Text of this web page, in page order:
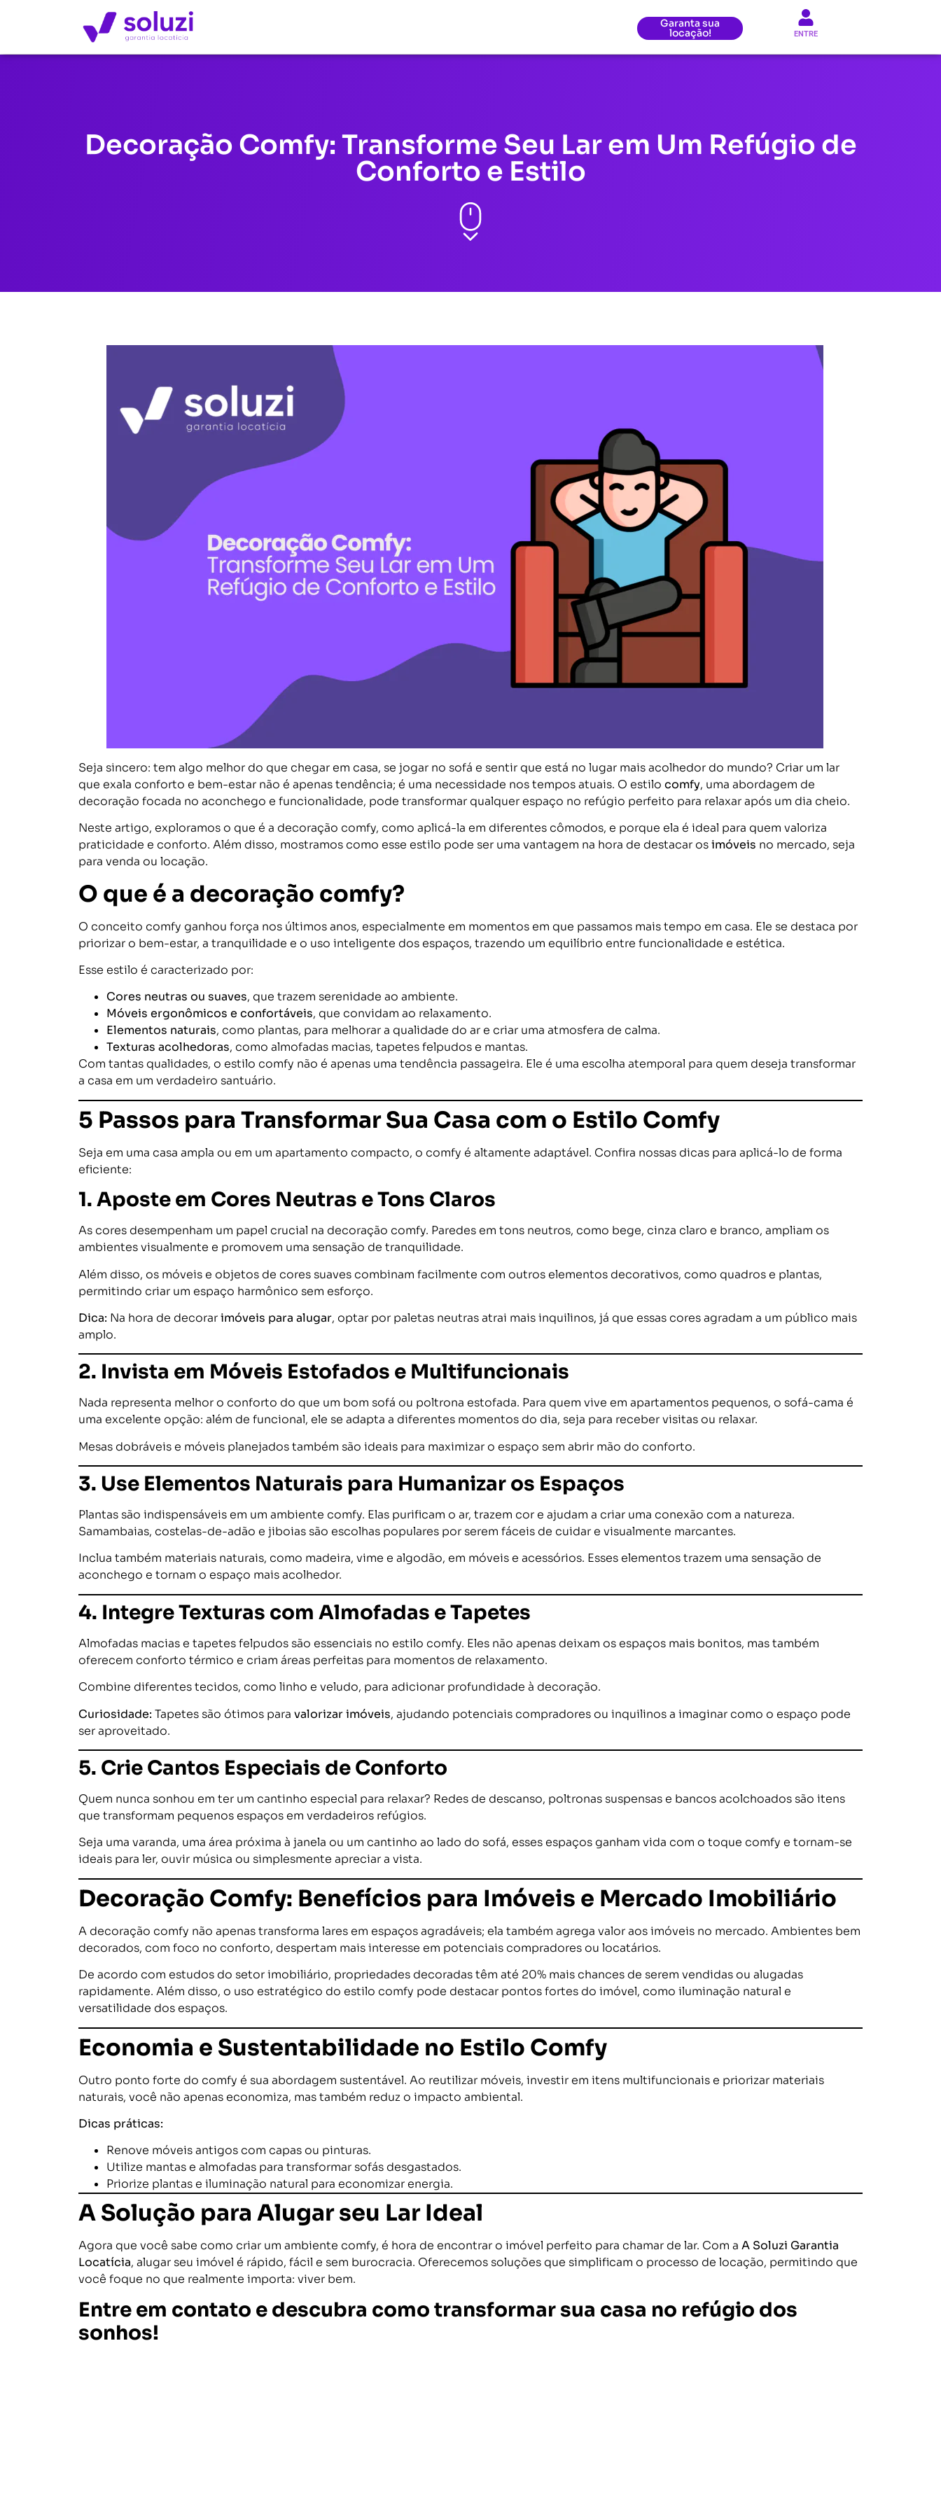
Garanta sua
locação! ENTRE
Decoração Comfy: Transforme Seu Lar em Um Refúgio de
Conforto e Estilo
Seja sincero: tem algo melhor do que chegar em casa, se jogar no sofá e sentir que está no lugar mais acolhedor do mundo? Criar um lar
que exala conforto e bem-estar não é apenas tendência; é uma necessidade nos tempos atuais. O estilo comfy, uma abordagem de
decoração focada no aconchego e funcionalidade, pode transformar qualquer espaço no refúgio perfeito para relaxar após um dia cheio.
Neste artigo, exploramos o que é a decoração comfy, como aplicá-la em diferentes cômodos, e porque ela é ideal para quem valoriza
praticidade e conforto. Além disso, mostramos como esse estilo pode ser uma vantagem na hora de destacar osimóveis no mercado, seja
para venda ou locação.
O que é a decoração comfy?
O conceito comfy ganhou força nos últimos anos, especialmente em momentos em que passamos mais tempo em casa. Ele se destaca por
priorizar o bem-estar, a tranquilidade e o uso inteligente dos espaços, trazendo um equilíbrio entre funcionalidade e estética.
Esse estilo é caracterizado por:
Cores neutras ou suaves, que trazem serenidade ao ambiente.
Móveis ergonômicos e confortáveis, que convidam ao relaxamento.
Elementos naturais, como plantas, para melhorar a qualidade do ar e criar uma atmosfera de calma.
Texturas acolhedoras, como almofadas macias, tapetes felpudos e mantas.
Com tantas qualidades, o estilo comfy não é apenas uma tendência passageira. Ele é uma escolha atemporal para quem deseja transformar
a casa em um verdadeiro santuário.
5 Passos para Transformar Sua Casa com o Estilo Comfy
Seja em uma casa ampla ou em um apartamento compacto, o comfy é altamente adaptável. Confira nossas dicas para aplicá-lo de forma
eficiente:
1. Aposte em Cores Neutras e Tons Claros
As cores desempenham um papel crucial na decoração comfy. Paredes em tons neutros, como bege, cinza claro e branco, ampliam os
ambientes visualmente e promovem uma sensação de tranquilidade.
Além disso, os móveis e objetos de cores suaves combinam facilmente com outros elementos decorativos, como quadros e plantas,
permitindo criar um espaço harmônico sem esforço.
Dica: Na hora de decorarimóveis para alugar, optar por paletas neutras atrai mais inquilinos, já que essas cores agradam a um público mais
amplo.
2. Invista em Móveis Estofados e Multifuncionais
Nada representa melhor o conforto do que um bom sofá ou poltrona estofada. Para quem vive em apartamentos pequenos, o sofá-cama é
uma excelente opção: além de funcional, ele se adapta a diferentes momentos do dia, seja para receber visitas ou relaxar.
Mesas dobráveis e móveis planejados também são ideais para maximizar o espaço sem abrir mão do conforto.
3. Use Elementos Naturais para Humanizar os Espaços
Plantas são indispensáveis em um ambiente comfy. Elas purificam o ar, trazem cor e ajudam a criar uma conexão com a natureza.
Samambaias, costelas-de-adão e jiboias são escolhas populares por serem fáceis de cuidar e visualmente marcantes.
Inclua também materiais naturais, como madeira, vime e algodão, em móveis e acessórios. Esses elementos trazem uma sensação de
aconchego e tornam o espaço mais acolhedor.
4. Integre Texturas com Almofadas e Tapetes
Almofadas macias e tapetes felpudos são essenciais no estilo comfy. Eles não apenas deixam os espaços mais bonitos, mas também
oferecem conforto térmico e criam áreas perfeitas para momentos de relaxamento.
Combine diferentes tecidos, como linho e veludo, para adicionar profundidade à decoração.
Curiosidade: Tapetes são ótimos para valorizar imóveis, ajudando potenciais compradores ou inquilinos a imaginar como o espaço pode
ser aproveitado.
5. Crie Cantos Especiais de Conforto
Quem nunca sonhou em ter um cantinho especial para relaxar? Redes de descanso, poltronas suspensas e bancos acolchoados são itens
que transformam pequenos espaços em verdadeiros refúgios.
Seja uma varanda, uma área próxima à janela ou um cantinho ao lado do sofá, esses espaços ganham vida com o toque comfy e tornam-se
ideais para ler, ouvir música ou simplesmente apreciar a vista.
Decoração Comfy: Benefícios para Imóveis e Mercado Imobiliário
A decoração comfy não apenas transforma lares em espaços agradáveis; ela também agrega valor aos imóveis no mercado. Ambientes bem
decorados, com foco no conforto, despertam mais interesse em potenciais compradores ou locatários.
De acordo com estudos do setor imobiliário, propriedades decoradas têm até 20% mais chances de serem vendidas ou alugadas
rapidamente. Além disso, o uso estratégico do estilo comfy pode destacar pontos fortes do imóvel, como iluminação natural e
versatilidade dos espaços.
Economia e Sustentabilidade no Estilo Comfy
Outro ponto forte do comfy é sua abordagem sustentável. Ao reutilizar móveis, investir em itens multifuncionais e priorizar materiais
naturais, você não apenas economiza, mas também reduz o impacto ambiental.
Dicas práticas:
Renove móveis antigos com capas ou pinturas.
Utilize mantas e almofadas para transformar sofás desgastados.
Priorize plantas e iluminação natural para economizar energia.
A Solução para Alugar seu Lar Ideal
Agora que você sabe como criar um ambiente comfy, é hora de encontrar o imóvel perfeito para chamar de lar. Com a A Soluzi Garantia
Locatícia, alugar seu imóvel é rápido, fácil e sem burocracia. Oferecemos soluções que simplificam o processo de locação, permitindo que
você foque no que realmente importa: viver bem.
Entre em contato e descubra como transformar sua casa no refúgio dos
sonhos!